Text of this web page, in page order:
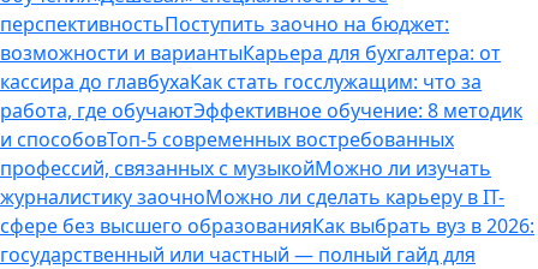
перспективностьПоступить заочно на бюджет:
возможности и вариантыКарьера для бухгалтера: от
кассира до главбухаКак стать госслужащим: что за
работа, где обучаютЭффективное обучение: 8 методик
и способовТоп-5 современных востребованных
профессий, связанных с музыкойМожно ли изучать
журналистику заочноМожно ли сделать карьеру в IT-
сфере без высшего образованияКак выбрать вуз в 2026:
государственный или частный — полный гайд для